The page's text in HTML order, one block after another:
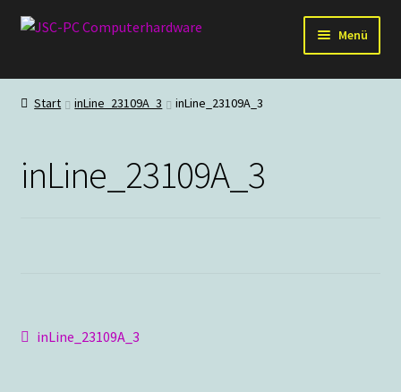
Zur
Zum
Menü
Hardware
Staubschutz
Start inLine_23109A_3 inLine_23109A_3
inLine_23109A_3
Beitragsnavigation
Vorheriger
inLine_23109A_3